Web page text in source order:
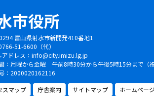
市役所
富山県射水市新開発410番地1
51-6600（代）
ドレス： info@city.imizu.lg.jp
：月曜から金曜 午前8時30分から午後5時15分まで（祝
：2000020162116
スマップ
庁舎案内 サイトマップ
ホームペー